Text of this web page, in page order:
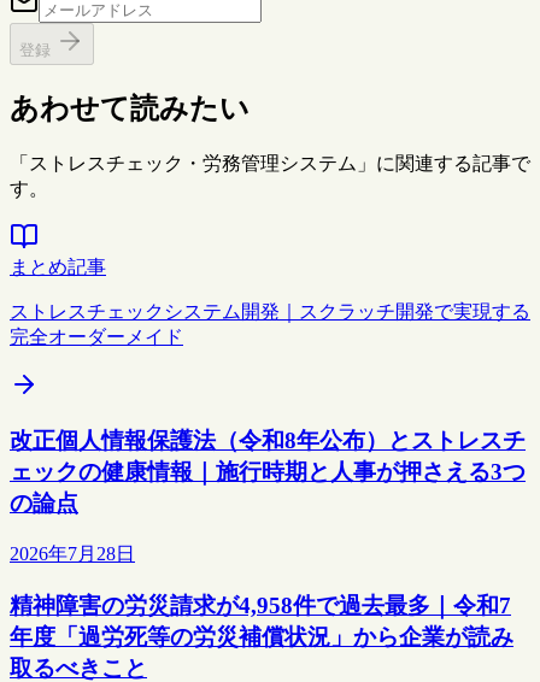
登録
あわせて読みたい
「ストレスチェック・労務管理システム」に関連する記事で
す。
まとめ記事
ストレスチェックシステム開発｜スクラッチ開発で実現する
完全オーダーメイド
改正個人情報保護法（令和8年公布）とストレスチ
ェックの健康情報｜施行時期と人事が押さえる3つ
の論点
2026年7月28日
精神障害の労災請求が4,958件で過去最多｜令和7
年度「過労死等の労災補償状況」から企業が読み
取るべきこと